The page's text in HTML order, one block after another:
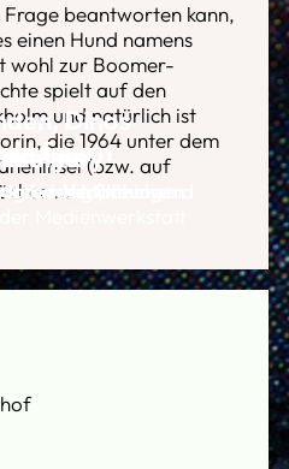
beantworten kann,
einen Hund namens
wohl zur Boomer-
spielt auf den
und natürlich ist
die 1964 unter dem
(bzw. auf
...Matthias
Verfilmungen
wie eh und
Kinder
die europäischen
Dinos
feiern
Medienwerkstatt